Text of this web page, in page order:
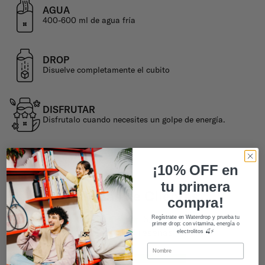
AGUA
400-600 ml de agua fría
DROP
Disuelve completamente el cubito
DISFRUTAR
Disfrutalo cuando necesites un golpe de energía.
Reseñas de Clientes
5.00 de 5
Basado en 9 reseñas
9
¡10% OFF en
tu primera
compra!
Regístrate en Waterdrop y prueba tu
primer drop: con vitamina, energía o
electrolitos 🍒⚡